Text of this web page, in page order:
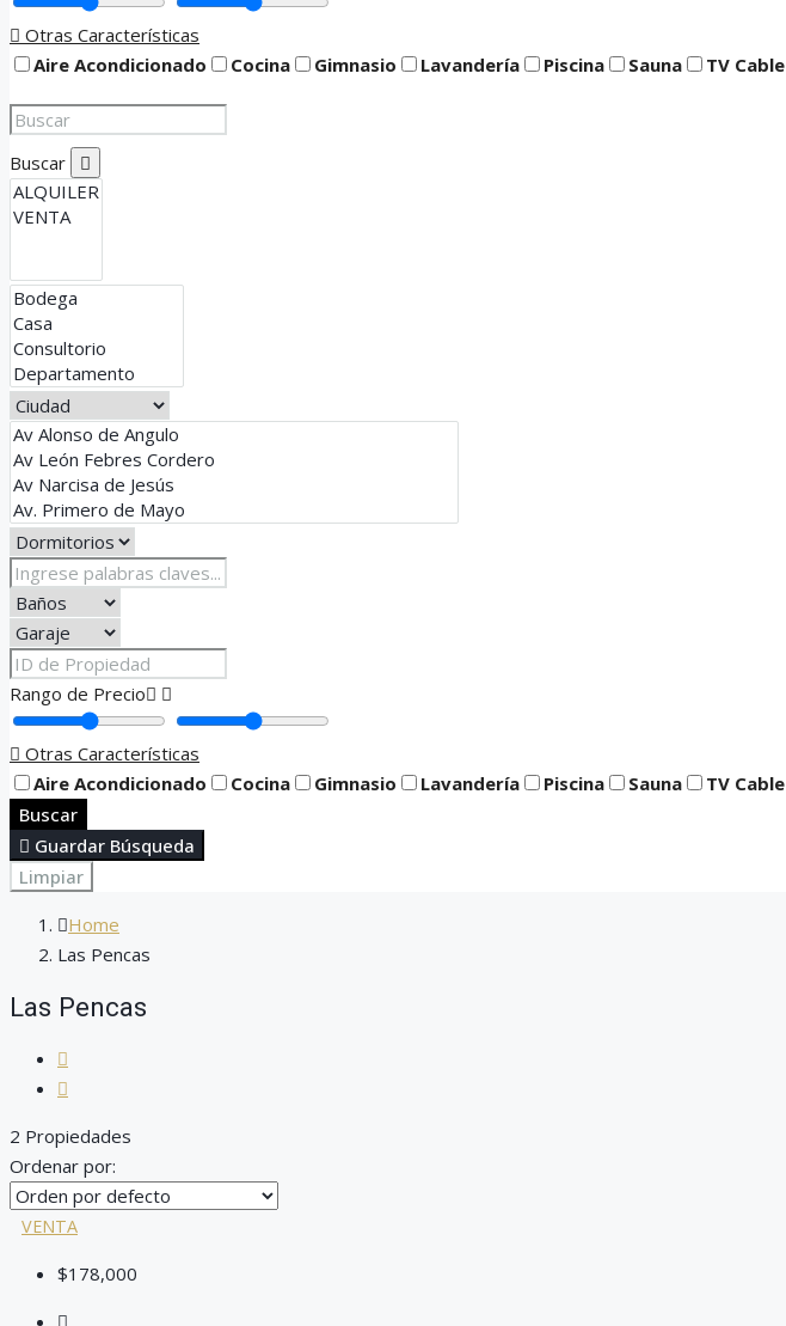
Otras Características
Aire Acondicionado
Cocina Gimnasio Lavandería Piscina Sauna TV Cable
Buscar
Rango de Precio
Otras Características
Aire Acondicionado
Cocina Gimnasio Lavandería Piscina Sauna TV Cable
Buscar
Guardar Búsqueda
Limpiar
Home
Las Pencas
Las Pencas
2 Propiedades
Ordenar por:
VENTA
$178,000